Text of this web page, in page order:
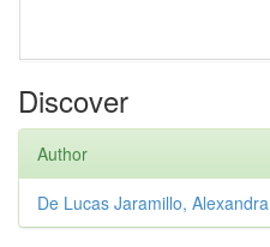
Discover
Author
De Lucas Jaramillo, Alexandra